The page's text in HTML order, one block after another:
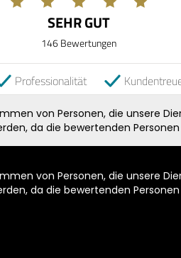
SEHR GUT
146 Bewertungen
Professionalität
von Personen, die unsere
da die bewertenden
von Personen, die unsere
da die bewertenden